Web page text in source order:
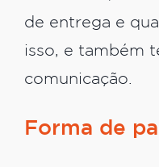
de entrega e
isso, e também
comunicação.
Forma de